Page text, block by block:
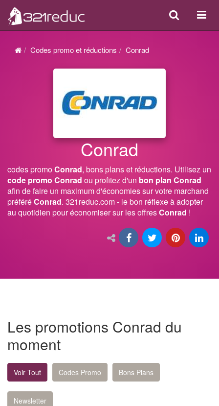
ou
Search
Codes promo et réductions Conrad
Conrad
codes promoConrad, bons plans et réductions. Utilisez un
code promo Conrad ou profitez d'un bon plan Conrad
afin de faire un maximum d'économies sur votre marchand
préféréConrad. 321reduc.com - le bon réflexe à adopter
au quotidien pour économiser sur les offresConrad !
Les promotions Conrad du
moment
Voir Tout Codes Promo Bons Plans
Newsletter